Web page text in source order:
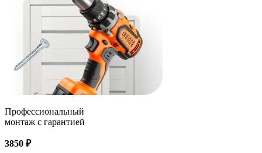
Профессиональный
монтаж с гарантией
3850 ₽